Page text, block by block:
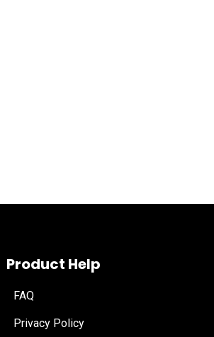
Product Help
FAQ
Privacy Policy